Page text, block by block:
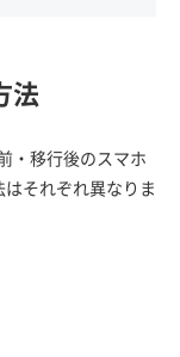
法
・移行後のスマホ
それぞれ異なりま